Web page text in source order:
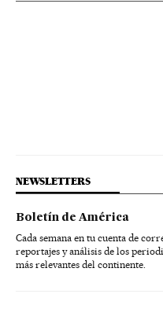
NEWSLETTERS
Boletín de América
Cada semana en tu cuenta de
reportajes y análisis de los
más relevantes del continente.